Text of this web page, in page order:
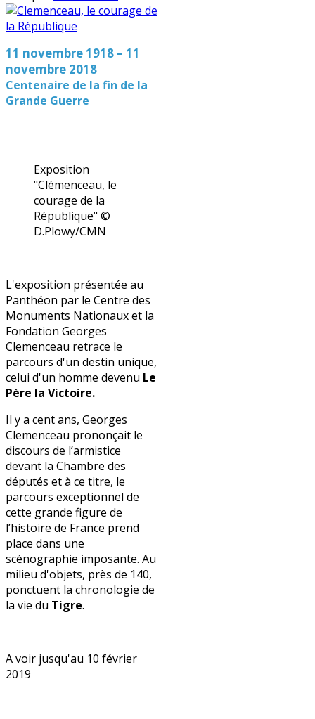
11 novembre 1918 – 11
novembre 2018
Centenaire de la fin de la
Grande Guerre
Exposition
"Clémenceau, le
courage de la
République" ©
D.Plowy/CMN
L'exposition présentée au
Panthéon par le Centre des
Monuments Nationaux et la
Fondation Georges
Clemenceau retrace le
parcours d'un destin unique,
celui d'un homme devenu Le
Père la Victoire.
Il y a cent ans, Georges
Clemenceau prononçait le
discours de l’armistice
devant la Chambre des
députés et à ce titre, le
parcours exceptionnel de
cette grande figure de
l’histoire de France prend
place dans une
scénographie imposante. Au
milieu d'objets, près de 140,
ponctuent la chronologie de
la vie du Tigre.
A voir jusqu'au 10 février
2019